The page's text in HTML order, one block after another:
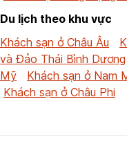
Du lịch theo khu vực
Khách sạn ở Châu Âu
và Đảo Thái Bình Dương
Mỹ
Khách sạn ở Nam
Khách sạn ở Châu Phi